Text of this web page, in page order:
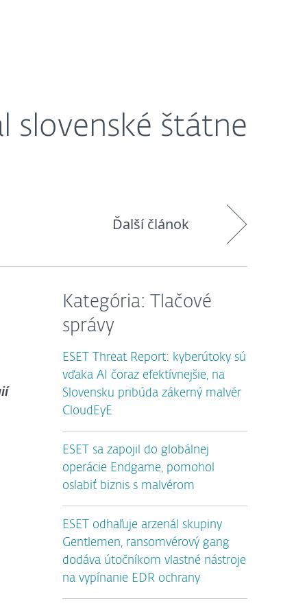
slovenské štátne
Ďalší článok
Kategória: Tlačové
správy
ESET Threat Report: kyberútoky sú
vďaka AI čoraz efektívnejšie, na
Slovensku pribúda zákerný malvér
CloudEyE
ESET sa zapojil do globálnej
operácie Endgame, pomohol
oslabiť biznis s malvérom
ESET odhaľuje arzenál skupiny
Gentlemen, ransomvérový gang
dodáva útočníkom vlastné nástroje
na vypínanie EDR ochrany